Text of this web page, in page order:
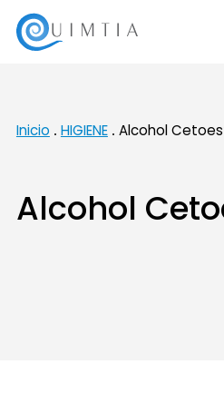
Inicio HIGIENE Alcohol
Alcohol